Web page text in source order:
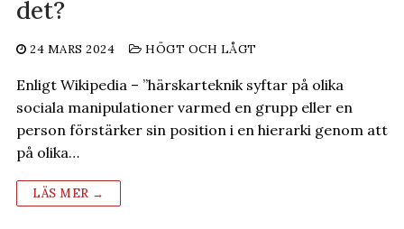
det?
24 MARS 2024 HÖGT OCH LÅGT
Enligt Wikipedia – ”härskarteknik syftar på olika
sociala manipulationer varmed en grupp eller en
person förstärker sin position i en hierarki genom att
på olika…
LÄS MER →